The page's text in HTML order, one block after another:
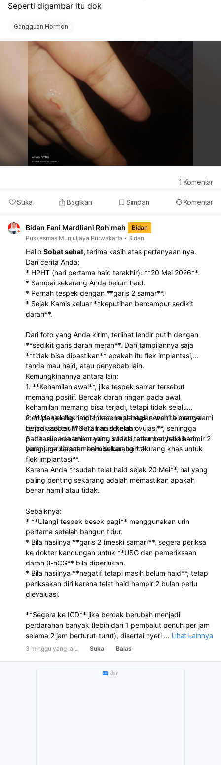
Seperti digambar itu dok
Gangguan Hormon
Suka Bagikan Simpan Komentar
1 Komentar
Bidan Fani Mardliani Rohimah
Bidan
Puskesmas Munjuljaya Purwakarta
Bidan
Hallo Sobat sehat, terima kasih atas pertanyaan nya.
Dari cerita Anda:
* HPHT (hari pertama haid terakhir): **20 Mei 2026**.
* Sampai sekarang Anda belum haid.
* Pernah tespek dengan **garis 2 samar**.
* Sejak Kamis keluar **keputihan bercampur sedikit
darah**.
Dari foto yang Anda kirim, terlihat lendir putih dengan
**sedikit garis darah merah**. Dari tampilannya saja
**tidak bisa dipastikan** apakah itu flek implantasi,
tanda mau haid, atau penyebab lain.
Kemungkinannya antara lain:
1. **Kehamilan awal**, jika tespek samar tersebut
memang positif. Bercak darah ringan pada awal
kehamilan memang bisa terjadi, tetapi tidak selalu
merupakan flek implantasi. Implantasi sendiri biasanya
terjadi sekitar **6–12 hari setelah ovulasi**, sehingga
pada usia kehamilan yang sudah terlambat haid hampir 2
bulan, perdarahan baru sekarang **kurang khas untuk
flek implantasi**.
2. **Menjelang haid**, karena sebagian wanita mengalami
bercak sebelum darah haid keluar.
3. Iritasi pada leher rahim, infeksi, atau penyebab lain
yang juga dapat menimbulkan bercak.
Karena Anda **sudah telat haid sejak 20 Mei**, hal yang
paling penting sekarang adalah memastikan apakah
benar hamil atau tidak.
Sebaiknya:
* **Ulangi tespek besok pagi** menggunakan urin
pertama setelah bangun tidur.
* Bila hasilnya **garis 2 (meski samar)**, segera periksa
ke dokter kandungan untuk **USG dan pemeriksaan
darah β-hCG** bila diperlukan.
* Bila hasilnya **negatif tetapi masih belum haid**, tetap
periksakan diri karena telat haid hampir 2 bulan perlu
dievaluasi.
**Segera ke IGD** jika bercak berubah menjadi
perdarahan banyak (lebih dari 1 pembalut penuh per jam
selama 2 jam berturut-turut), disertai nyeri perut hebat
sebelah, pusing berat, atau pingsan.
... Lihat Lainnya
3 minggu yang lalu Suka Balas
Iklan